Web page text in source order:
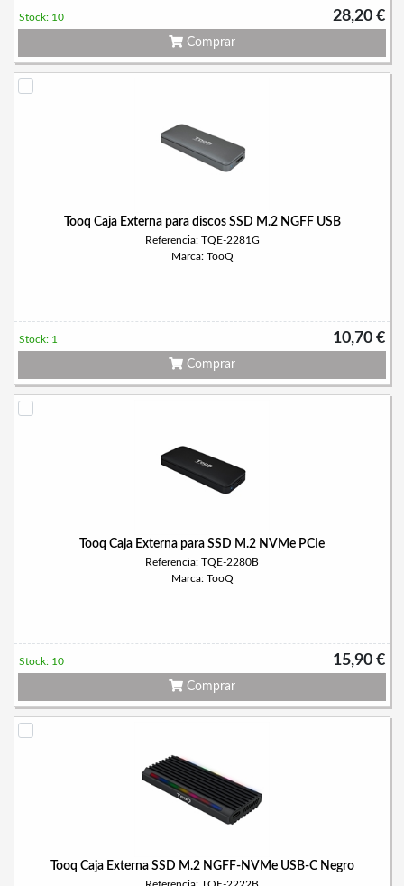
28,20 €
Stock: 10
Comprar
Tooq Caja Externa para discos SSD M.2 NGFF USB
Referencia: TQE-2281G
Marca: TooQ
10,70 €
Stock: 1
Comprar
Tooq Caja Externa para SSD M.2 NVMe PCIe
Referencia: TQE-2280B
Marca: TooQ
15,90 €
Stock: 10
Comprar
Tooq Caja Externa SSD M.2 NGFF-NVMe USB-C Negro